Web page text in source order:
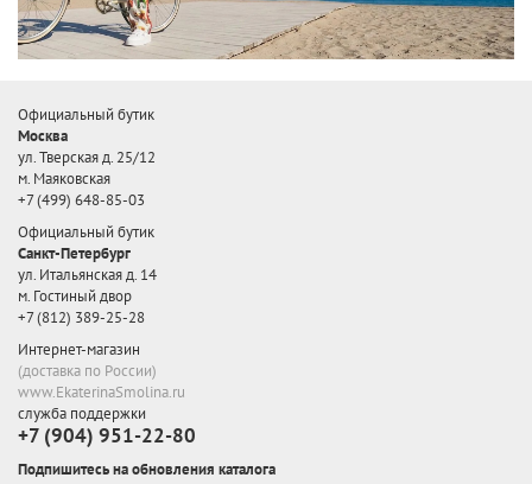
Официальный бутик
Москва
ул. Тверская д. 25/12
м. Маяковская
+7 (499) 648-85-03
Официальный бутик
Санкт-Петербург
ул. Итальянская д. 14
м. Гостиный двор
+7 (812) 389-25-28
Интернет-магазин
(доставка по России)
www.EkaterinaSmolina.ru
служба поддержки
+7 (904) 951-22-80
Подпишитесь на обновления каталога